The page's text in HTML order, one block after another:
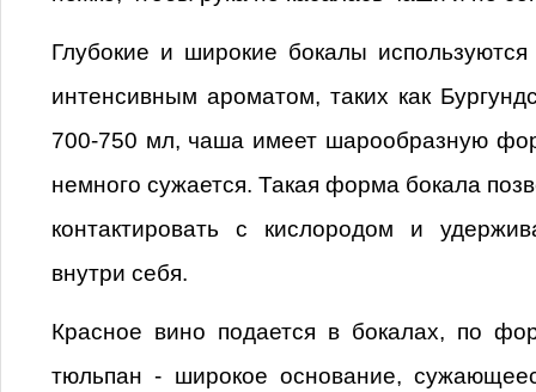
Глубокие и широкие бокалы
интенсивным ароматом, таких как
700-750 мл, чаша имеет шарообразную
немного сужается. Такая форма бокала
контактировать с кислородом и
внутри себя.
Красное вино подается в бокалах, по
тюльпан - широкое основание,